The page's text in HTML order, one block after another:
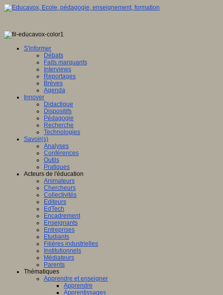
S'informer
Débats
Faits marquants
Interviews
Reportages
Brèves
Agenda
Innover
Didactique
Dispositifs
Pédagogie
Recherche
Technologies
Savoir(s)
Analyses
Conférences
Outils
Pratiques
Acteurs de l'éducation
Animateurs
Chercheurs
Collectivités
Editeurs
EdTech
Encadrement
Enseignants
Entreprises
Etudiants
Filières industrielles
Institutionnels
Médiateurs
Parents
Thématiques
Apprendre et enseigner
Apprendre
Apprentissages